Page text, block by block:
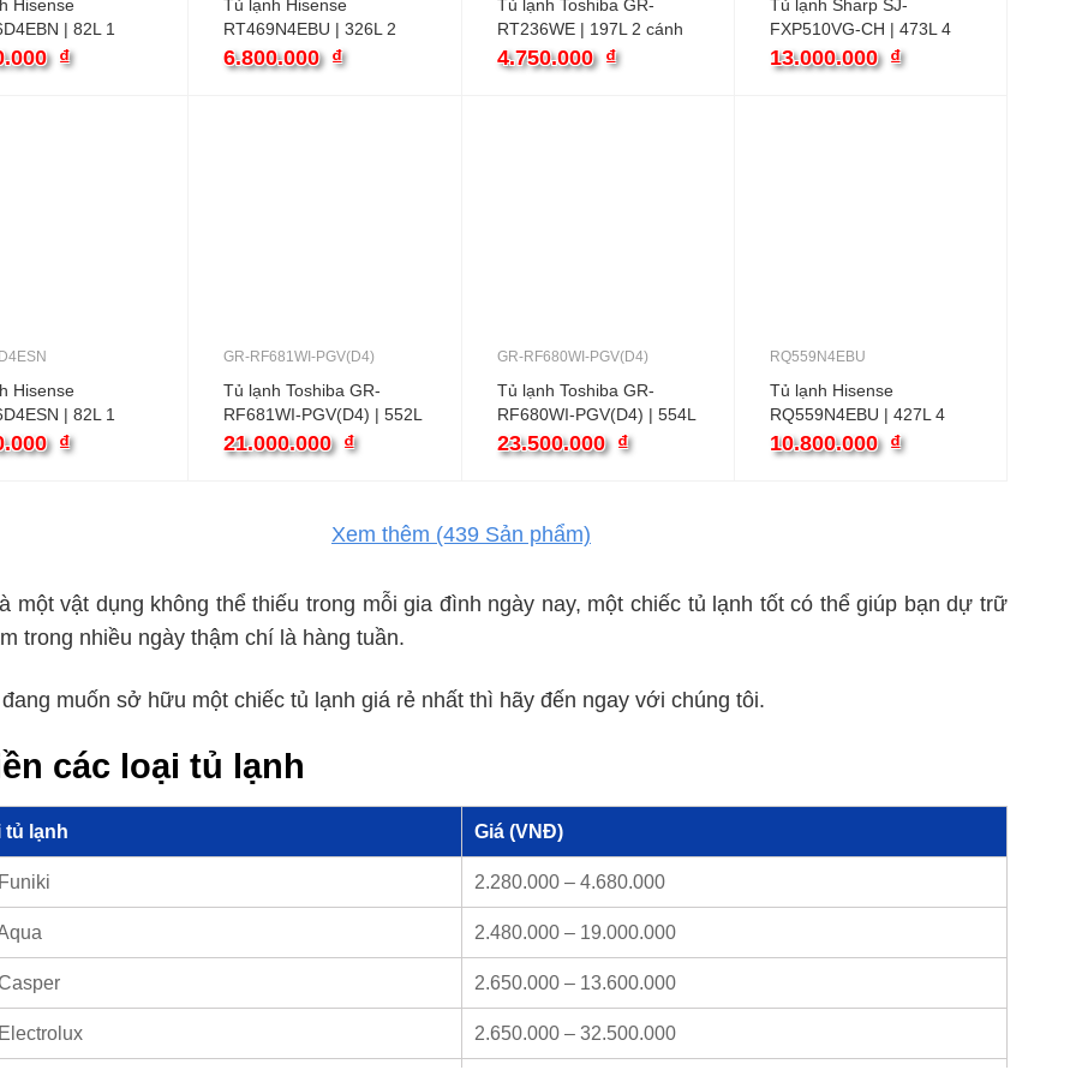
Hisense
| 82L 1
₫
Tủ lạnh Hisense
RT469N4EBU | 326L 2
cánh inverter
6.800.000 ₫
Tủ lạnh Toshiba GR-
RT236WE | 197L 2 cánh
inverter
4.750.000 ₫
Tủ lạnh Sharp SJ-
FXP510VG-CH | 473L 4
cánh inverter
13.000.000 ₫
Hisense
| 82L 1
₫
GR-RF681WI-PGV(D4)
Tủ lạnh Toshiba GR-
RF681WI-PGV(D4) | 552L
4 cánh inverter
21.000.000 ₫
GR-RF680WI-PGV(D4)
Tủ lạnh Toshiba GR-
RF680WI-PGV(D4) | 554L
4 cánh inverter
23.500.000 ₫
RQ559N4EBU
Tủ lạnh Hisense
RQ559N4EBU | 427L 4
cánh inverter
10.800.000 ₫
Xem thêm (439 Sản phẩm)
một vật dụng không thể thiếu trong mỗi gia đình ngày nay, một chiếc tủ lạnh tốt có thể giúp bạn dự trữ
trong nhiều ngày thậm chí là hàng tuần.
muốn sở hữu một chiếc tủ lạnh giá rẻ nhất thì hãy đến ngay với chúng tôi.
các loại tủ lạnh
tủ lạnh Giá (VNĐ)
2.280.000 – 4.680.000
2.480.000 – 19.000.000
2.650.000 – 13.600.000
2.650.000 – 32.500.000